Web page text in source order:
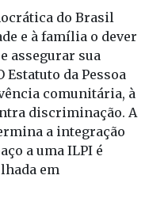
do Brasil
e à família o dever
assegurar sua
da Pessoa
comunitária, à
discriminação. A
a integração
a uma ILPI é
em